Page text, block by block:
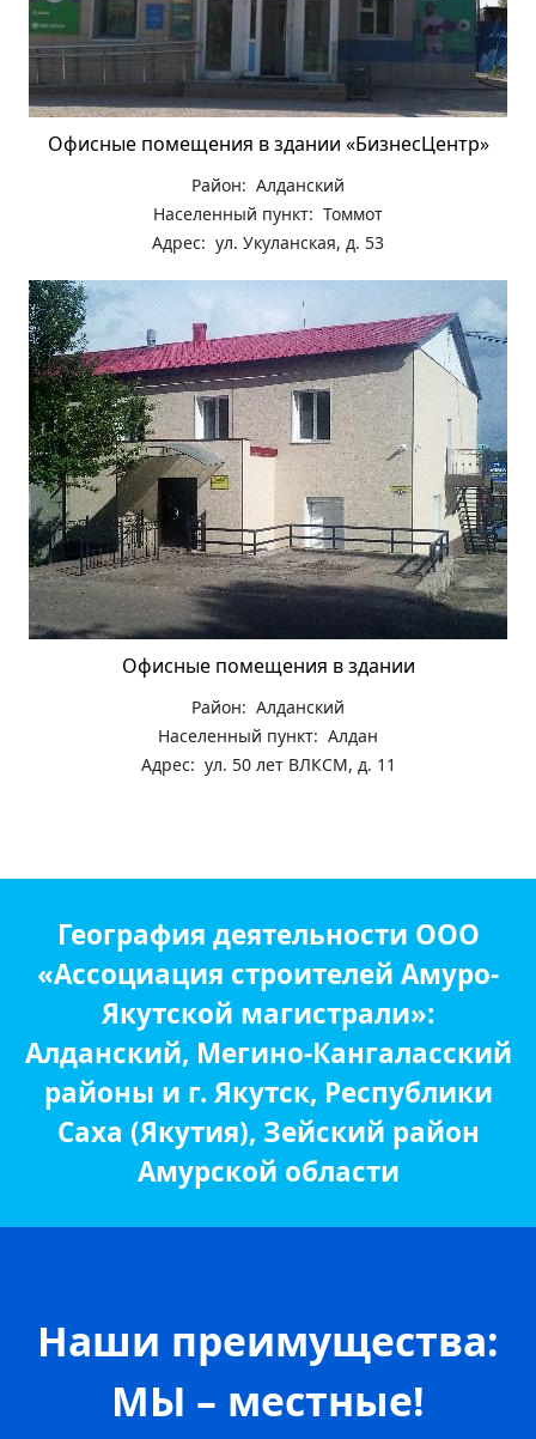
Офисные помещения в здании «БизнесЦентр»
Район: Алданский
Населенный пункт: Томмот
Адрес: ул. Укуланская, д. 53
Офисные помещения в здании
Район: Алданский
Населенный пункт: Алдан
Адрес: ул. 50 лет ВЛКСМ, д. 11
География деятельности ООО
«Ассоциация строителей Амуро-
Якутской магистрали»:
Алданский, Мегино-Кангаласский
районы и г. Якутск, Республики
Саха (Якутия), Зейский район
Амурской области
Наши преимущества:
МЫ – местные!